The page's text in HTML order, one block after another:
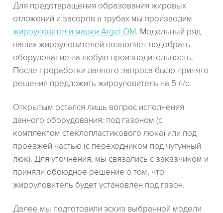
Для предотвращения образования жировых
отложений и засоров в трубах мы производим
жироуловители марки Argel OM. Модельный ряд
наших жироуловителей позволяет подобрать
оборудование на любую производительность.
После проработки данного запроса было принято
решения предложить жироуловитель на 5 л/с.
Открытым остался лишь вопрос исполнения
данного оборудования: под газоном (с
комплектом стеклопластикового люка) или под
проезжей частью (с переходником под чугунный
люк). Для уточнения, мы связались с заказчиком и
приняли обоюдное решение о том, что
жироуловитель будет установлен под газон.
Далее мы подготовили эскиз выбранной модели